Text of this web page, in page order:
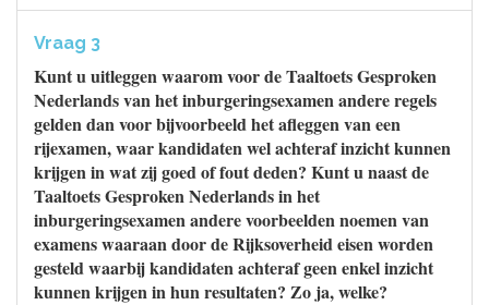
Vraag 3
Kunt u uitleggen waarom voor de Taaltoets Gesproken
Nederlands van het inburgeringsexamen andere regels
gelden dan voor bijvoorbeeld het afleggen van een
rijexamen, waar kandidaten wel achteraf inzicht kunnen
krijgen in wat zij goed of fout deden? Kunt u naast de
Taaltoets Gesproken Nederlands in het
inburgeringsexamen andere voorbeelden noemen van
examens waaraan door de Rijksoverheid eisen worden
gesteld waarbij kandidaten achteraf geen enkel inzicht
kunnen krijgen in hun resultaten? Zo ja, welke?